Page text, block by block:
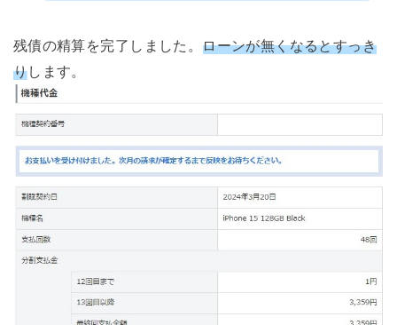
残債の精算を完了しました。 ローンが無くなるとすっき
りします。